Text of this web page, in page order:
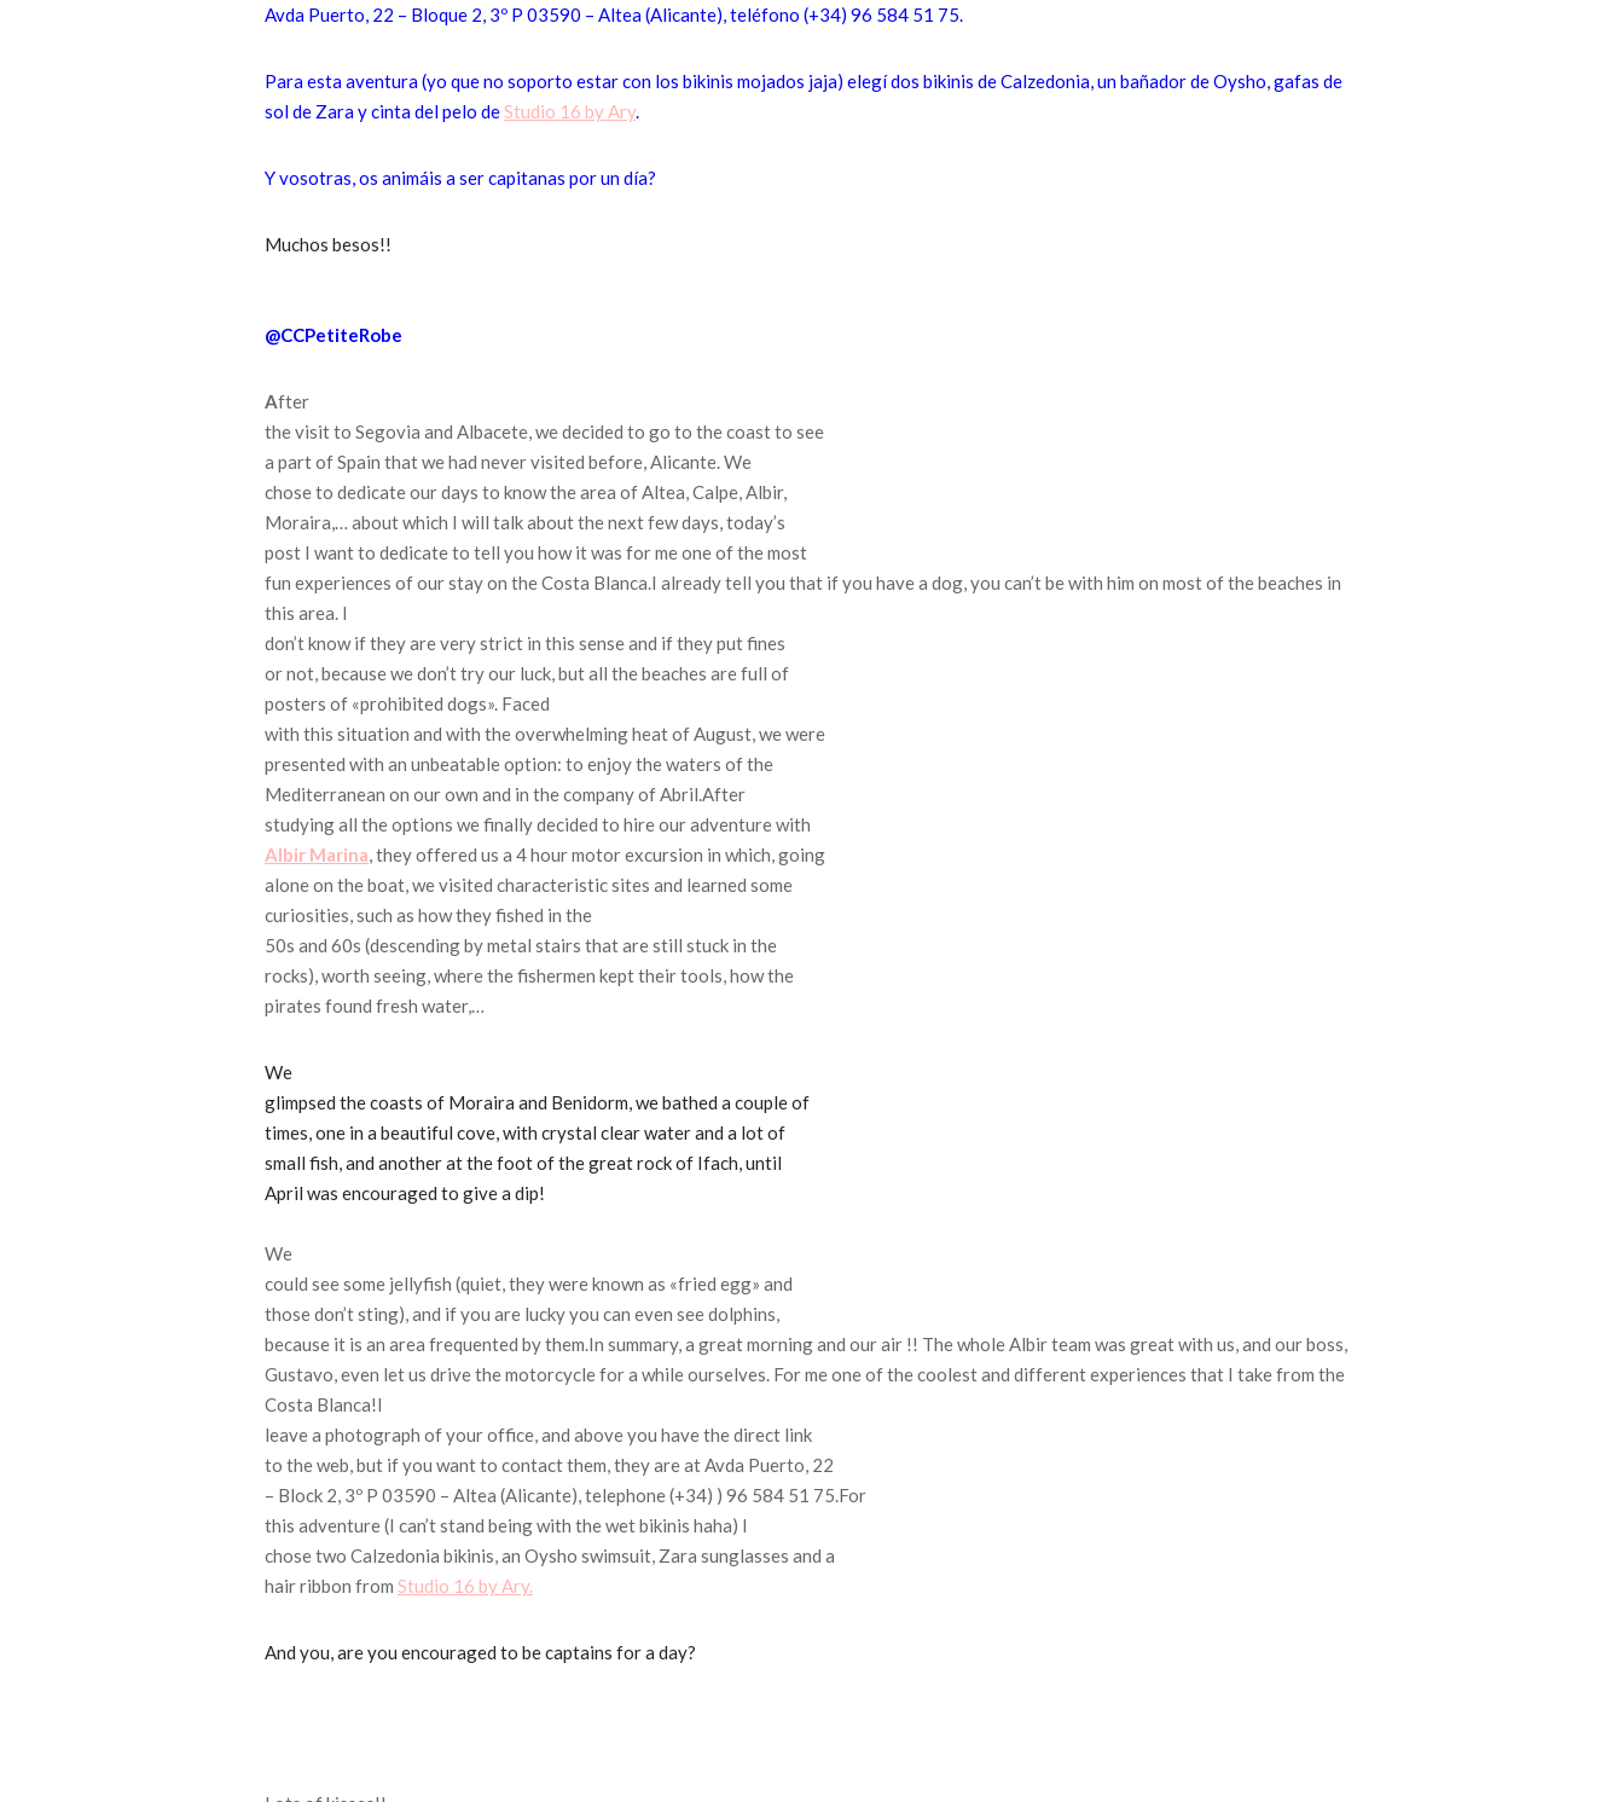
Avda Puerto, 22 – Bloque 2, 3º P 03590 – Altea (Alicante), teléfono (+34) 96 584 51 75.
Para esta aventura (yo que no soporto estar con los bikinis mojados jaja) elegí dos bikinis de Calzedonia, un bañador de Oysho, gafas de
sol de Zara y cinta del pelo deStudio 16 by Ary.
Y vosotras, os animáis a ser capitanas por un día?
Muchos besos!!
@CCPetiteRobe
After
the visit to Segovia and Albacete, we decided to go to the coast to see
a part of Spain that we had never visited before, Alicante.We
chose to dedicate our days to know the area of ​​Altea, Calpe, Albir,
Moraira,… about which I will talk about the next few days, today’s
post I want to dedicate to tell you how it was for me one of the most
fun experiences of our stayon the Costa Blanca.I already tell you that if you have a dog, you can’t be with him on most of the beaches in
this area. I
don’t know if they are very strict in this sense and if they put fines
or not, because we don’t try our luck, but all the beaches are full of
posters of «prohibited dogs». Faced
with this situation and with the overwhelming heat of August, we were
presented with an unbeatable option: to enjoy the waters of the
Mediterranean on our own and in the company of Abril.After
studying all the options we finally decided to hire our adventure with
Albir Marina, they offered us a 4 hour motor excursion in which, going
alone on the boat, we visited characteristic sites and learned some
curiosities, such as how they fished in the
50s and 60s (descending by metal stairs that are still stuck in the
rocks), worth seeing, where the fishermen kept their tools, how the
pirates found fresh water,…
We
glimpsed the coasts of Moraira and Benidorm, we bathed a couple of
times, one in a beautiful cove, with crystal clear water and a lot of
small fish, and another at the foot of the great rock of Ifach, until
April was encouraged to give a dip!
We
could see some jellyfish (quiet, they were known as «fried egg» and
those don’t sting), and if you are lucky you can even see dolphins,
because it is an area frequented by them.In summary, a great morning and our air !! The whole Albir team was great with us, and our boss,
Gustavo, even let us drive the motorcycle for a while ourselves. For me one of the coolest and different experiences that I take from the
Costa Blanca!I
leave a photograph of your office, and above you have the direct link
to the web, but if you want to contact them, they are at Avda Puerto, 22
– Block 2, 3º P 03590 – Altea (Alicante), telephone (+34) ) 96 584 51 75.For
this adventure (I can’t stand being with the wet bikinis haha) I
chose two Calzedonia bikinis, an Oysho swimsuit, Zara sunglasses and a
hair ribbon from Studio 16 by Ary.
And you, are you encouraged to be captains for a day?